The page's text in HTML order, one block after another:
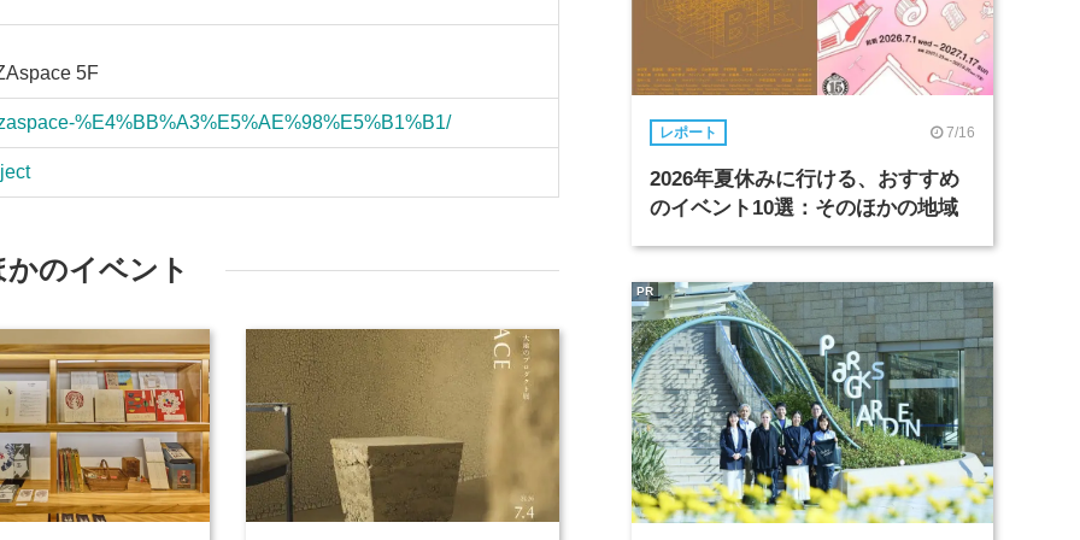
5F
%E4%BB%A3%E5%AE%98%E5%B1%B1/
のイベント
レポート 7/16
2026年夏休みに行ける、おすすめ
のイベント10選：そのほかの地域
PR